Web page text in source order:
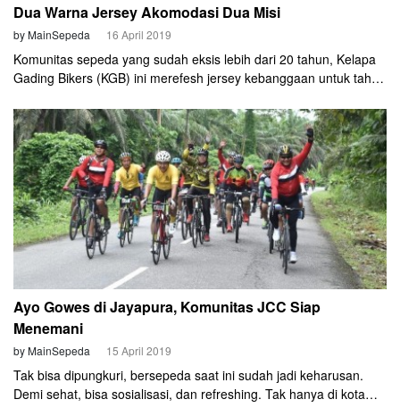
Dua Warna Jersey Akomodasi Dua Misi
by MainSepeda 16 April 2019
Komunitas sepeda yang sudah eksis lebih dari 20 tahun, Kelapa
Gading Bikers (KGB) ini merefesh jersey kebanggaan untuk tahun
merupakan warna identitas KGB.
Ayo Gowes di Jayapura, Komunitas JCC Siap
Menemani
by MainSepeda 15 April 2019
Tak bisa dipungkuri, bersepeda saat ini sudah jadi keharusan.
Demi sehat, bisa sosialisasi, dan refreshing. Tak hanya di kota